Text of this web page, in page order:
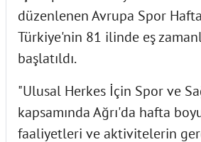
düzenlenen Avrupa Spor
Türkiye'nin 81 ilinde eş
başlatıldı.
"Ulusal Herkes İçin Spor ve
kapsamında Ağrı'da hafta
faaliyetleri ve aktivitelerin